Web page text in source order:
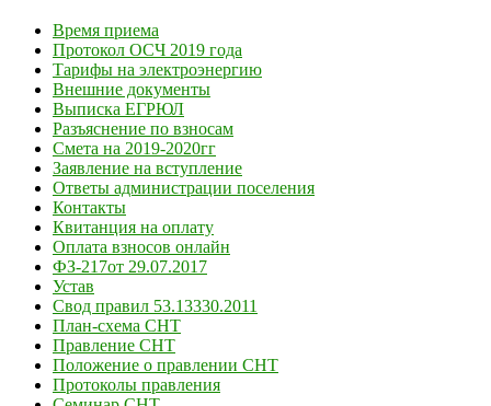
Время приема
Протокол ОСЧ 2019 года
Тарифы на электроэнергию
Внешние документы
Выписка ЕГРЮЛ
Разъяснение по взносам
Смета на 2019-2020гг
Заявление на вступление
Ответы администрации поселения
Контакты
Квитанция на оплату
Оплата взносов онлайн
ФЗ-217от 29.07.2017
Устав
Свод правил 53.13330.2011
План-схема СНТ
Правление СНТ
Положение о правлении СНТ
Протоколы правления